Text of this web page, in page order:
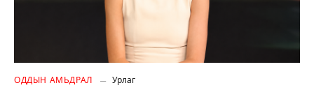
ОДДЫН АМЬДРАЛ Урлаг